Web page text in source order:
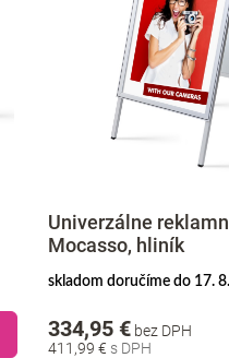
Univerzálne
Mocasso, hliník
skladom doručíme do 17.
411,99 €
334,95 € bez DPH